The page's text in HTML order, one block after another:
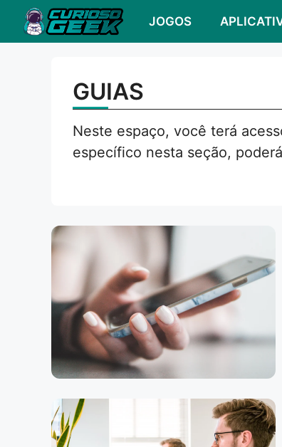
Pular
para
JOGOS
GUIAS
Neste espaço, você terá
específico nesta seção,